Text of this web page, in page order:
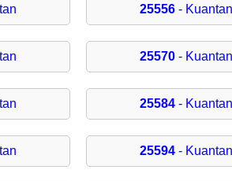
25556- Kuantan
25570- Kuantan
25584- Kuantan
25594- Kuantan